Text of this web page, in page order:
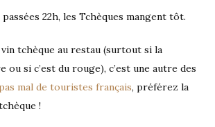
passées 22h, les Tchèques mangent tôt.
tchèque au restau (surtout si la
ou si c’est du rouge), c’est une autre des
mal de touristes français, préférez la
!